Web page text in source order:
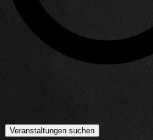
Veranstaltungen suchen